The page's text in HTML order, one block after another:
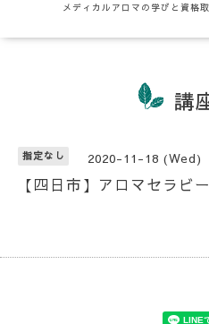
メディカルアロマの学びと資格
講
指定なし 2020-11-18 (Wed)
【四日市】アロマセラビ